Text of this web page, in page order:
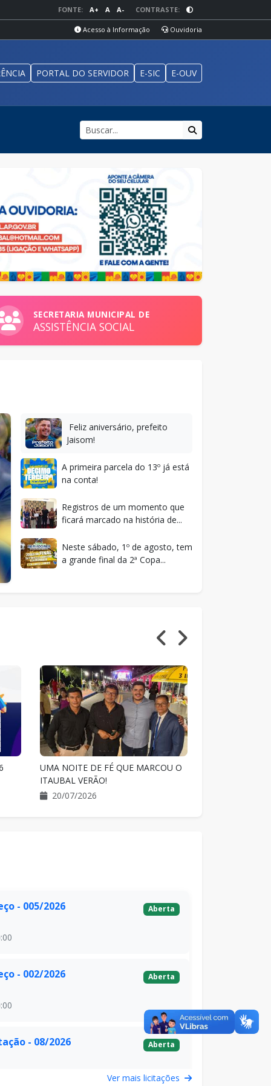
FONTE: A+ A A- CONTRASTE:
Acesso à Informação Ouvidoria
PORTAL DO SERVIDOR E-SIC E-OUV
SECRETARIA MUNICIPAL DE
ASSISTÊNCIA SOCIAL
Feliz aniversário, prefeito
Jaisom!
A primeira parcela do 13º já está
na conta!
Registros de um momento que
ficará marcado na história de...
Neste sábado, 1º de agosto, tem
a grande final da 2ª Copa...
O
A Prefeitura de Itaubal, por meio da
Secretaria Municipal de Assistência...
16/07/2026
- 005/2026 Aberta
- 002/2026 Aberta
- 08/2026 Aberta
Ver mais licitações